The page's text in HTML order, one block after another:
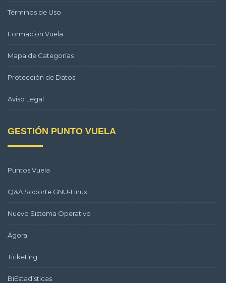
Términos de Uso
Formacion Vuela
Mapa de Categorías
Protección de Datos
Aviso Legal
GESTIÓN PUNTO VUELA
Puntos Vuela
Q&A Soporte GNU-Linux
Nuevo Sistema Operativo
Ágora
Ticketing
BiEstadísticas